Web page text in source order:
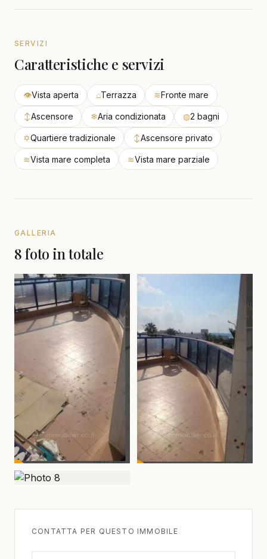
SERVIZI
Caratteristiche e servizi
👁Vista aperta ⌂Terrazza ≋Fronte mare
↕Ascensore ❄Aria condizionata ◍2 bagni
✡Quartiere tradizionale ↕Ascensore privato
≋Vista mare completa ≋Vista mare parziale
GALLERIA
8 foto in totale
CONTATTA PER QUESTO IMMOBILE